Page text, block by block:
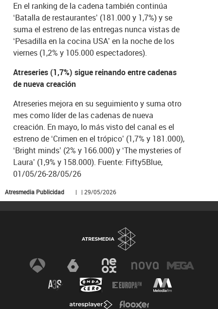
En el ranking de la cadena también continúa
‘Batalla de restaurantes’ (181.000 y 1,7%) y se
suma el estreno de las entregas nunca vistas de
‘Pesadilla en la cocina USA’ en la noche de los
viernes (1,2% y 105.000 espectadores).
Atreseries (1,7%) sigue reinando entre cadenas
de nueva creación
Atreseries mejora en su seguimiento y suma otro
mes como líder de las cadenas de nueva
creación. En mayo, lo más visto del canal es el
estreno de ‘Crimen en el trópico’ (1,7% y 181.000),
‘Bright minds’ (2% y 166.000) y ‘The mysteries of
Laura’ (1,9% y 158.000). Fuente: Fifty5Blue,
01/05/26-28/05/26
Atresmedia Publicidad | | 29/05/2026